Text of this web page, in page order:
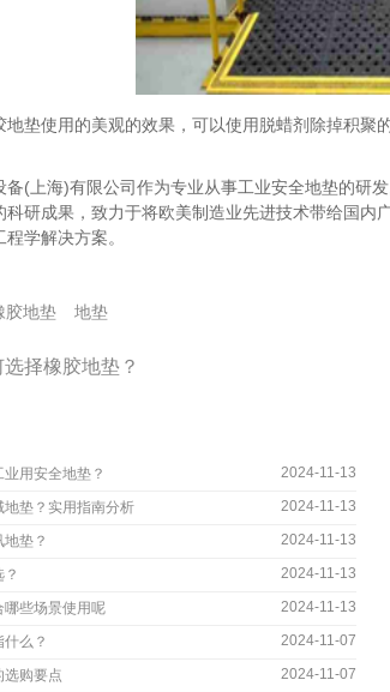
使用的美观的效果，可以使用脱蜡剂除掉积聚
上海)有限公司作为专业从事工业安全地垫的研
科研成果，致力于将欧美制造业先进技术带给国
学解决方案。
胶地垫 地垫
择橡胶地垫？
用安全地垫？ 2024-11-13
垫？实用指南分析 2024-11-13
垫？ 2024-11-13
2024-11-13
些场景使用呢 2024-11-13
么？ 2024-11-07
选购要点 2024-11-07